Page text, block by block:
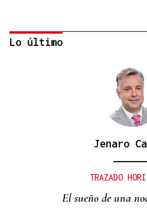
Black Friday 2025: el (ya no
Lo último
Jenaro
TRAZADO
El sueño de una